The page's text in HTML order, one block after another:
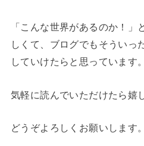
「こんな世界があるのか！
しくて、ブログでもそういっ
していけたらと思っています。
気軽に読んでいただけたら嬉
どうぞよろしくお願いします。